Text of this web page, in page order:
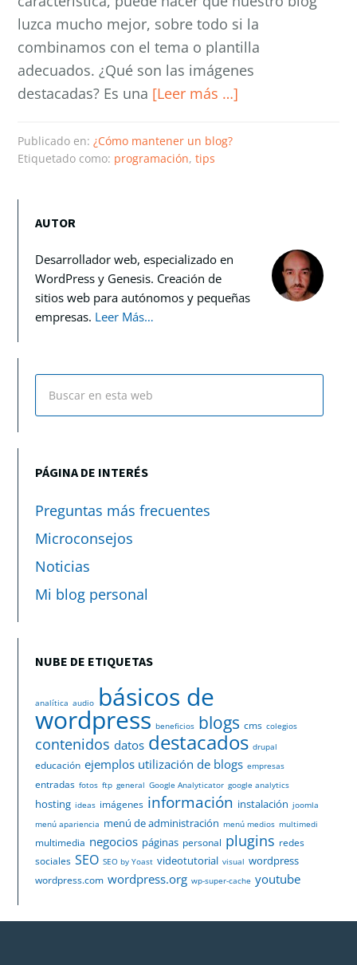
luzca mucho mejor, sobre todo si la
combinamos con el tema o plantilla
adecuados. ¿Qué son las imágenes
destacadas? Es una [Leer más …]
Publicado en:¿Cómo mantener un blog?
Etiquetado como: programación,tips
AUTOR
Desarrollador web, especializado en
WordPress y Genesis. Creación de
sitios web para autónomos y pequeñas
empresas. Leer Más…
PÁGINA DE INTERÉS
Preguntas más frecuentes
Microconsejos
Noticias
Mi blog personal
NUBE DE ETIQUETAS
analítica audio básicos de
wordpress beneficios blogs cms colegios
contenidos datos destacados drupal
educación ejemplos utilización de blogs empresas
entradas fotos ftp general Google Analyticator google analytics
hosting ideas imágenes información instalación joomla
menú apariencia menú de administración menú medios multimedi
multimedia negocios páginas personal plugins redes
sociales SEO SEO by Yoast videotutorial visual wordpress
wordpress.com wordpress.org wp-super-cache youtube